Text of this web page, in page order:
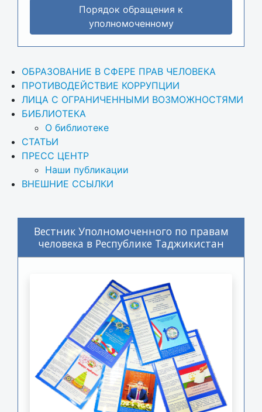
Порядок обращения к
уполномоченному
ОБРАЗОВАНИЕ В СФЕРЕ ПРАВ ЧЕЛОВЕКА
ПРОТИВОДЕЙСТВИЕ КОРРУПЦИИ
ЛИЦА С ОГРАНИЧЕННЫМИ ВОЗМОЖНОСТЯМИ
БИБЛИОТЕКА
О библиотеке
СТАТЬИ
ПРЕСС ЦЕНТР
Наши публикации
ВНЕШНИЕ ССЫЛКИ
Вестник Уполномоченного по правам
человека в Республике Таджикистан